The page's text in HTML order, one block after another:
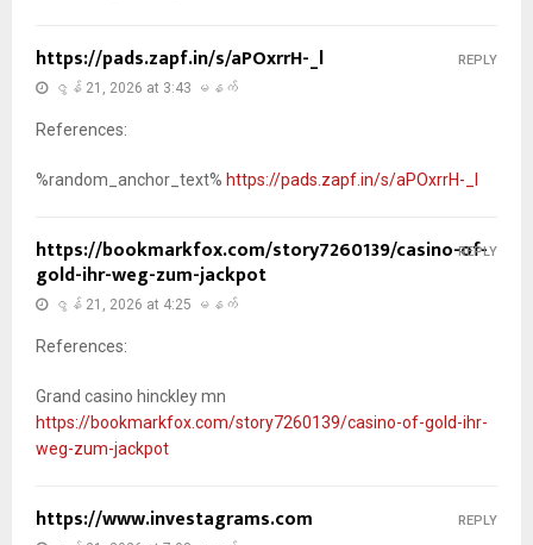
https://pads.zapf.in/s/aPOxrrH-_l
ဇွန် 21, 2026 at 3:43 မနက်
References:
%random_anchor_text% https://pads.zapf.in/s/aPOxrrH-_l
REPLY
https://bookmarkfox.com/story7260139/casino-of-
gold-ihr-weg-zum-jackpot
ဇွန် 21, 2026 at 4:25 မနက်
References:
Grand casino hinckley mn
https://bookmarkfox.com/story7260139/casino-of-gold-ihr-
weg-zum-jackpot
REPLY
https://www.investagrams.com REPLY